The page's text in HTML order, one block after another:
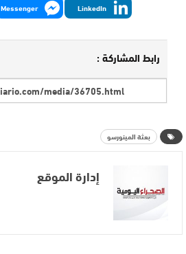
LinkedIn
Messenger
رابط المشاركة :
بعثة المينورسو
إدارة الموقع